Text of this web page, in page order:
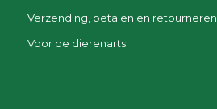
Verzending, betalen en retourneren
Voor de dierenarts